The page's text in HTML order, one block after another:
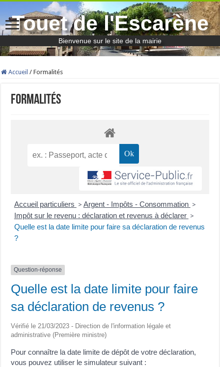
Touet de l'Escarène
Bienvenue sur le site de la mairie
Accueil / Formalités
Formalités
Accueil particuliers > Argent - Impôts - Consommation >
Impôt sur le revenu : déclaration et revenus à déclarer >
Quelle est la date limite pour faire sa déclaration de revenus
?
Question-réponse
Quelle est la date limite pour faire
sa déclaration de revenus ?
Vérifié le 21/03/2023 - Direction de l'information légale et
administrative (Première ministre)
Pour connaître la date limite de dépôt de votre déclaration,
vous pouvez utiliser le simulateur suivant :